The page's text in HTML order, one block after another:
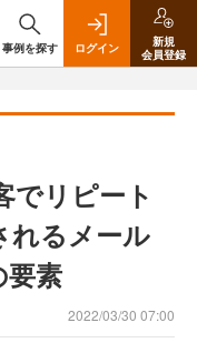
事例を探す ログイン
新規
会員登録
でリピート
るメール
要素
2022/03/30 07:00